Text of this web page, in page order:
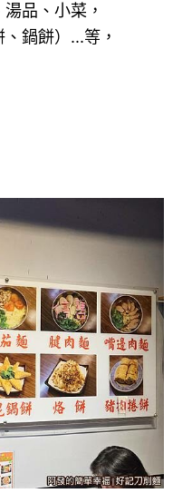
品、小菜，
鍋餅） ...等，